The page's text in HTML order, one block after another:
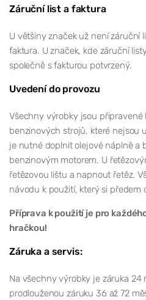
Záruční list a faktura
U většiny značek už není záruční
faktura. U značek, kde záruční
společně s fakturou potvrzený.
Uvedení do provozu
Všechny výrobky jsou připravené
benzinových strojů, které nejsou
je nutné doplnit olejové náplně a
benzinovým motorem. U
řetězovou lištu a napnout řetěz.
návodu k použití, který si
Příprava k použití je pro
hračkou!
Záruka a servis:
Na všechny výrobky je záruka 24
prodlouženou záruku 36 až 72